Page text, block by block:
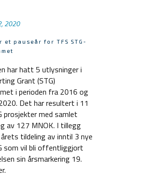
2020
et pauseår for TFS STG-
har hatt 5 utlysninger i
Grant (STG)
i perioden fra 2016 og
Det har resultert i 11
prosjekter med samlet
av 127 MNOK. I tillegg
tildeling av inntil 3 nye
som vil bli offentliggjort
sin årsmarkering 19.